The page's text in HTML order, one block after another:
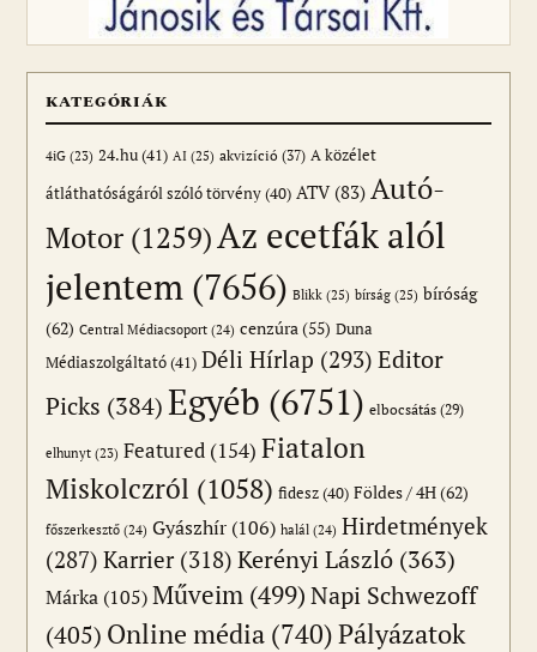
KATEGÓRIÁK
4iG (23) 24.hu(41) AI (25) akvizíció (37) A közélet
átláthatóságáról szóló törvény(40) ATV(83) Autó-
Motor (1259)Az ecetfák alól
jelentem (7656) Blikk (25) bírság (25) bíróság
(62) Central Médiacsoport (24) cenzúra(55) Duna
Médiaszolgáltató(41) Déli Hírlap (293) Editor
Picks (384)Egyéb (6751) elbocsátás (29)
elhunyt (23) Featured (154) Fiatalon
Miskolczról (1058) fidesz(40) Földes / 4H(62)
főszerkesztő (24) Gyászhír (106) halál (24) Hirdetmények
(287) Karrier(318) Kerényi László (363)
Márka (105) Műveim (499)Napi Schwezoff
(405) Online média (740)Pályázatok